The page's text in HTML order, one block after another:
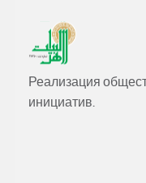
Реализация
инициатив.